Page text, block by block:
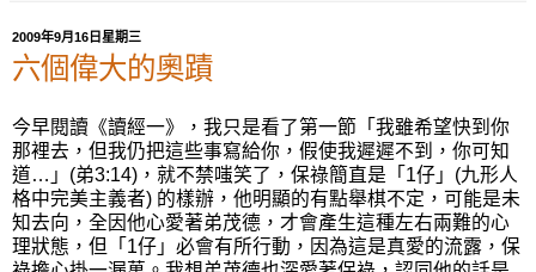
2009年9月16日星期三
六個偉大的奧蹟
今早閱讀《讀經一》，我只是看了第一節「我雖希望快到你
那裡去，但我仍把這些事寫給你，假使我遲遲不到，你可知
道…」(弟3:14)，就不禁嗤笑了，保祿簡直是「1仔」(九形人
格中完美主義者) 的樣辦，他明顯的有點舉棋不定，可能是未
知去向，全因他心愛著弟茂德，才會產生這種左右兩難的心
理狀態，但「1仔」必會有所行動，因為這是真愛的流露，保